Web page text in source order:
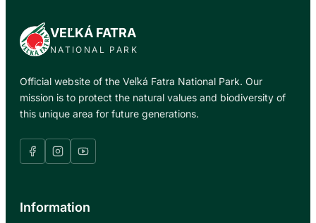
VEĽKÁ FATRA
NATIONAL PARK
Official website of the Veľká Fatra National Park. Our
mission is to protect the natural values and biodiversity of
this unique area for future generations.
Information